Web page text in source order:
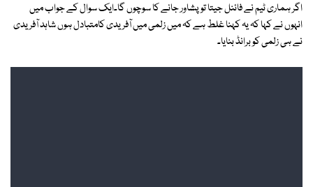
اگر ہماری ٹیم نے فائنل جیتا تو پشاور جانے کا سوچوں گا۔ایک سوال کے جواب میں
انہوں نے کہا کہ یہ کہنا غلط ہے کہ میں زلمی میں آفریدی کامتبادل ہوں شاہد آفریدی
نے ہی زلمی کو برانڈ بنایا۔